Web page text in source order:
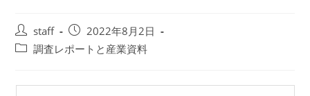
投
稿
staff
投
稿
日:
2022年8月2日
投
調査レポートと産業資料